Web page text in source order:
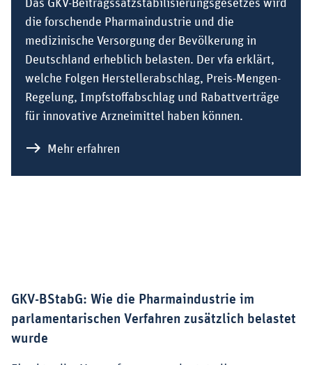
Das GKV-Beitragssatzstabilisierungsgesetzes wird
die forschende Pharmaindustrie und die
medizinische Versorgung der Bevölkerung in
Deutschland erheblich belasten. Der vfa erklärt,
welche Folgen Herstellerabschlag, Preis-Mengen-
Regelung, Impfstoffabschlag und Rabattverträge
für innovative Arzneimittel haben können.
Mehr erfahren
GKV-BStabG: Wie die Pharmaindustrie im
parlamentarischen Verfahren zusätzlich belastet
wurde